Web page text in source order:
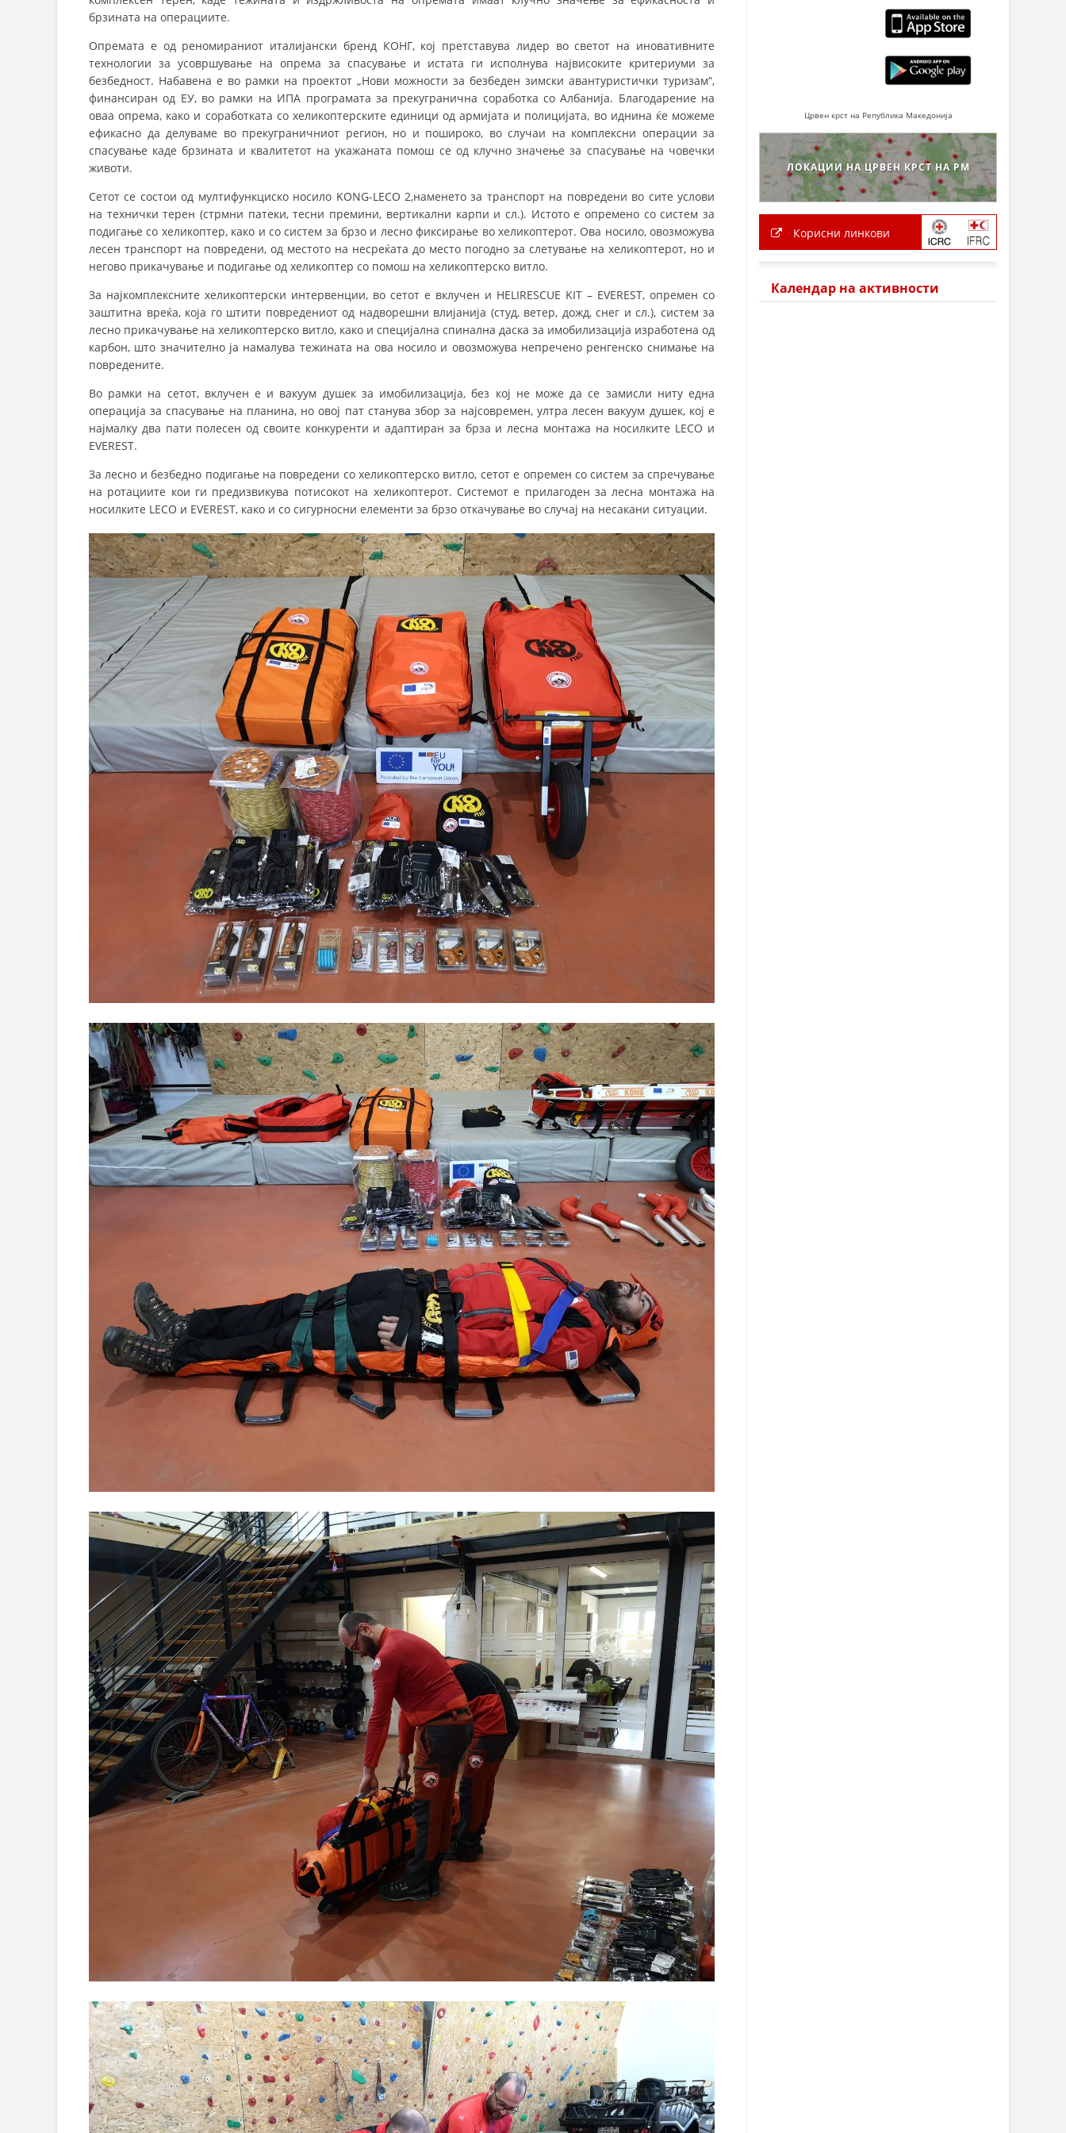
MЕЃУНАРОДНО ХУМАНИТАРНО ПРАВО
ПРОМОЦИЈА НА ХУМАНИ ВРЕДНОСТИ
СОЦИЈАЛНО ХУМАНИТАРНА ДЕЈНОСТ
ПОДГОТВЕНОСТ И ДЕЈСТВО ПРИ КАТАСТРОФИ
ТИМОВИ НА ООЦК ОХРИД
ОДНОСИ СО ЈАВНОСТ
ИСТРАЖУВАЊЕ НА ЈАВНО МИСЛЕЊЕ
МЕЃУНАРОДНА СОРАБОТКА
ФОРМУЛАРИ ЗА БАРАЊА
ПРВА ПОМОШ
МЕНАЏМЕНТ НА ВОЛОНТЕРИ
ДЕЈСТВУВАЊЕ
ПРИРАЧНИЦИ
СТРАТЕГИИ
ЕДУКАТИВНО ИНФОРМАТИВНИ МАТЕРИЈАЛИ
БРОШУРИ
ПОСТЕРИ
ПРЕЗЕНТАЦИИ
брзината на операциите.
Опремата е од реномираниот италијански бренд КОНГ, кој претставува лидер во светот на иновативните
технологии за усовршување на опрема за спасување и истата ги исполнува највисоките критериуми за
безбедност. Набавена е во рамки на проектот „Нови можности за безбеден зимски авантуристички туризам“,
финансиран од ЕУ, во рамки на ИПА програмата за прекугранична соработка со Албанија. Благодарение на
оваа опрема, како и соработката со хеликоптерските единици од армијата и полицијата, во иднина ќе можеме
ефикасно да делуваме во прекуграничниот регион, но и пошироко, во случаи на комплексни операции за
спасување каде брзината и квалитетот на укажаната помош се од клучно значење за спасување на човечки
животи.
Сетот се состои од мултифункциско носило KONG-LECO 2,наменето за транспорт на повредени во сите услови
на технички терен (стрмни патеки, тесни премини, вертикални карпи и сл.). Истото е опремено со систем за
подигање со хеликоптер, како и со систем за брзо и лесно фиксирање во хеликоптерот. Ова носило, овозможува
лесен транспорт на повредени, од местото на несреќата до место погодно за слетување на хеликоптерот, но и
негово прикачување и подигање од хеликоптер со помош на хеликоптерско витло.
За најкомплексните хеликоптерски интервенции, во сетот е вклучен и HELIRESCUE KIT – EVEREST, опремен со
заштитна вреќа, која го штити повредениот од надворешни влијанија (студ, ветер, дожд, снег и сл.), систем за
лесно прикачување на хеликоптерско витло, како и специјална спинална даска за имобилизација изработена од
карбон, што значително ја намалува тежината на ова носило и овозможува непречено ренгенско снимање на
повредените.
Во рамки на сетот, вклучен е и вакуум душек за имобилизација, без кој не може да се замисли ниту една
операција за спасување на планина, но овој пат станува збор за најсовремен, ултра лесен вакуум душек, кој е
најмалку два пати полесен од своите конкуренти и адаптиран за брза и лесна монтажа на носилките LECO и
EVEREST.
За лесно и безбедно подигање на повредени со хеликоптерско витло, сетот е опремен со систем за спречување
на ротациите кои ги предизвикува потисокот на хеликоптерот. Системот е прилагоден за лесна монтажа на
носилките LECO и EVEREST, како и со сигурносни елементи за брзо откачување во случај на несакани ситуации.
Црвен крст на Република Македонија
ЛОКАЦИИ НА ЦРВЕН КРСТ НА РМ
Корисни линкови
Календар на активности